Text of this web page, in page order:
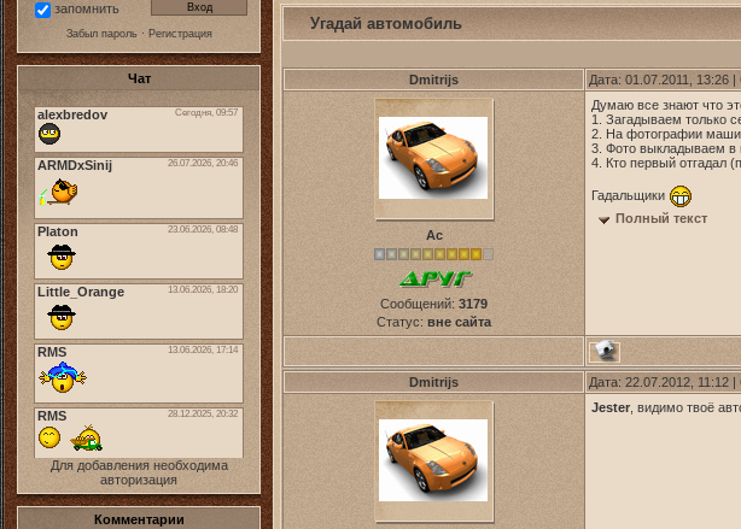
запомнить
Забыл пароль· Регистрация
Чат
Для добавления необходима
авторизация
Комментарии
Угадай автомобиль
Dmitrijs Дата: 01.07.2011, 13:26
Ас
Сообщений: 3179
Статус: вне сайта
Думаю все знают что
1. Загадываем только
2. На фотографии
3. Фото выкладываем в
4. Кто первый отгадал
Гадальщики
Полный текст
Dmitrijs Дата: 22.07.2012, 11:12
Jester , видимо твоё